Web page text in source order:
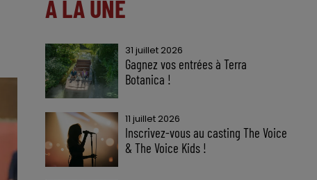
À LA UNE
31 juillet 2026
Gagnez vos entrées à Terra
Botanica !
11 juillet 2026
Inscrivez-vous au casting The Voice
& The Voice Kids !